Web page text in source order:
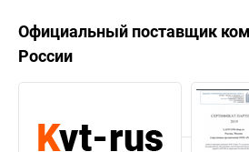
Официальный поставщик
России